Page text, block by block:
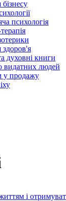
психологія
духовні книги
видатних людей
у продажу
і